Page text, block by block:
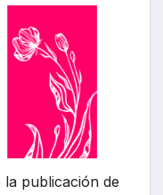
la publicación de